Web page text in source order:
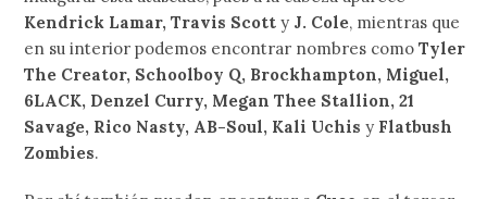
Kendrick Lamar, Travis Scotty J. Cole, mientras que
en su interior podemos encontrar nombres comoTyler
The Creator, Schoolboy Q, Brockhampton, Miguel,
6LACK, Denzel Curry, Megan Thee Stallion, 21
Savage, Rico Nasty, AB-Soul, Kali Uchis y Flatbush
Zombies.